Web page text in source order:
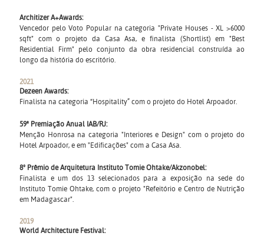
Architizer A+Awards:
Vencedor pelo Voto Popular na categoria "Private Houses - XL >6000
sqft" com o projeto da Casa Asa, e finalista (Shortlist) em "Best
Residential Firm" pelo conjunto da obra residencial construída ao
longo da história do escritório.
2021
Dezeen Awards:
Finalista na categoria “Hospitality” com o projeto do Hotel Arpoador.
59ª Premiação Anual IAB/RJ:
Menção Honrosa na categoria "Interiores e Design" com o projeto do
Hotel Arpoador, e em "Edificações" com a Casa Asa.
8º Prêmio de Arquitetura Instituto Tomie Ohtake/Akzonobel:
Finalista e um dos 13 selecionados para a exposição na sede do
Instituto Tomie Ohtake, com o projeto "Refeitório e Centro de Nutrição
em Madagascar".
2019
World Architecture Festival: